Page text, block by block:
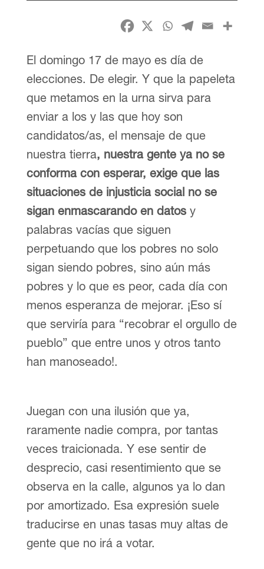
El domingo 17 de mayo es día de
elecciones. De elegir. Y que la papeleta
que metamos en la urna sirva para
enviar a los y las que hoy son
candidatos/as, el mensaje de que
nuestra tierra, nuestra gente ya no se
conforma con esperar, exige que las
situaciones de injusticia social no se
sigan enmascarando en datosy
palabras vacías que siguen
perpetuando que los pobres no solo
sigan siendo pobres, sino aún más
pobres y lo que es peor, cada día con
menos esperanza de mejorar. ¡Eso sí
que serviría para “recobrar el orgullo de
pueblo” que entre unos y otros tanto
han manoseado!.
Juegan con una ilusión que ya,
raramente nadie compra, por tantas
veces traicionada. Y ese sentir de
desprecio, casi resentimiento que se
observa en la calle, algunos ya lo dan
por amortizado. Esa expresión suele
traducirse en unas tasas muy altas de
gente que no irá a votar.